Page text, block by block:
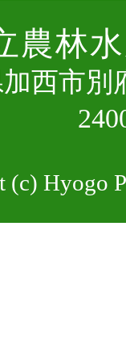
農林
加⻄市
(c) Hyogo